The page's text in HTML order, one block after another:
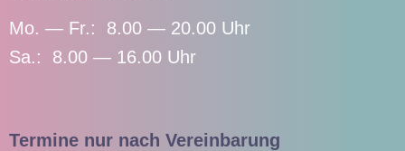
Mo. — Fr.: 8.00 — 20.00 Uhr
Sa.: 8.00 — 16.00 Uhr
Termine nur nach Vereinbarung